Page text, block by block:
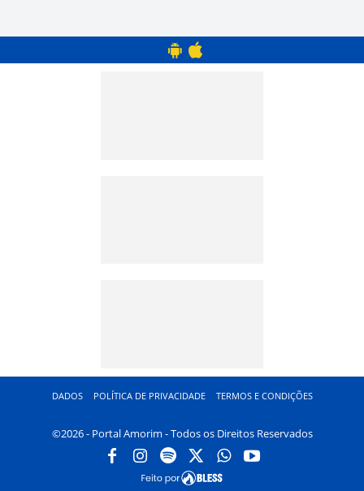
DADOS POLÍTICA DE PRIVACIDADE TERMOS E CONDIÇÕES
©2026 - Portal Amorim - Todos os Direitos Reservados